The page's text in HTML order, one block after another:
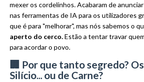
mexer os cordelinhos. Acabaram de
nas ferramentas de IA para os utilizadores
que é para "melhorar", mas nós sabemos o
aperto do cerco.Estão a tentar travar
para acordar o povo.
🏢 Por que tanto segredo?
Silício... ou de Carne?